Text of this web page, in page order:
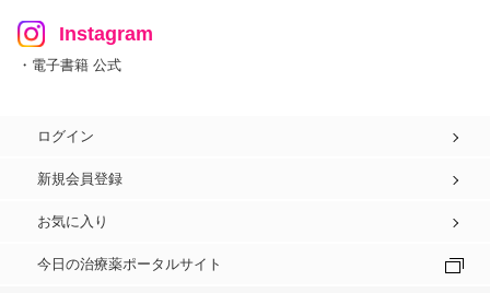
Instagram
・電子書籍 公式
ログイン
新規会員登録
お気に入り
今日の治療薬ポータルサイト